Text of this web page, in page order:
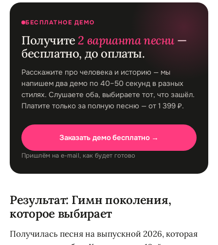
БЕСПЛАТНОЕ ДЕМО
Получите2 варианта песни —
бесплатно, до оплаты.
Расскажите про человека и историю — мы
напишем два демо по 40–50 секунд в разных
стилях. Слушаете оба, выбираете тот, что зашёл.
Платите только за полную песню — от 1 399 ₽.
Заказать демо бесплатно →
Пришлём на e-mail, как будет готово
Результат: Гимн поколения,
которое выбирает
Получилась песня на выпускной 2026, которая